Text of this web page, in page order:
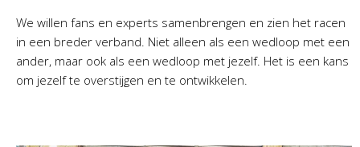
We willen fans en experts samenbrengen en zien het racen
in een breder verband. Niet alleen als een wedloop met een
ander, maar ook als een wedloop met jezelf. Het is een kans
om jezelf te overstijgen en te ontwikkelen.